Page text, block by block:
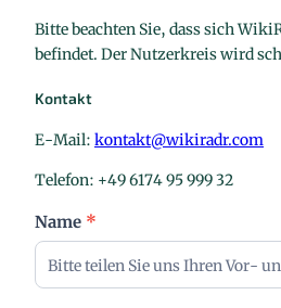
Bitte beachten Sie, dass sich
befindet. Der Nutzerkreis wird
Kontakt
E-Mail: kontakt@wikiradr.com
Telefon: +49 6174 95 999 32
R
e
Name *